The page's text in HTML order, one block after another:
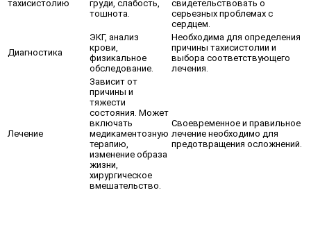
тахисистолию
груди, слабость,
тошнота.
свидетельствовать о
серьезных проблемах с
сердцем.
Диагностика
ЭКГ, анализ
крови,
физикальное
обследование.
Необходима для определения
причины тахисистолии и
выбора соответствующего
лечения.
Лечение
Зависит от
причины и
тяжести
состояния. Может
включать
медикаментозную
терапию,
изменение образа
жизни,
хирургическое
вмешательство.
Своевременное и правильное
лечение необходимо для
предотвращения осложнений.